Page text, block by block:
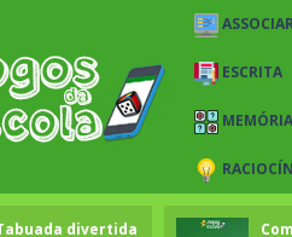
ESCRITA
MEMÓRIA
divertida